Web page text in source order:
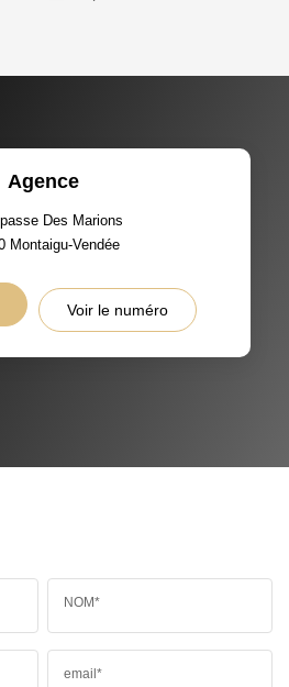
Agence
Des Marions
Montaigu-Vendée
Voir le numéro
NOM*
email*